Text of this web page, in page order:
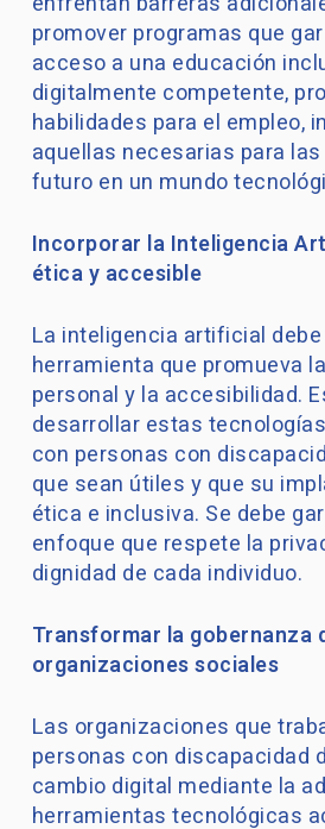
promover programas que
acceso a una educación
digitalmente competente,
habilidades para el empleo,
aquellas necesarias para
futuro en un mundo
Incorporar la Inteligencia
ética y accesible
La inteligencia artificial
herramienta que promueva
personal y la accesibilidad.
desarrollar estas
con personas con
que sean útiles y que su
ética e inclusiva. Se debe
enfoque que respete la
dignidad de cada individuo.
Transformar la gobernanza
organizaciones sociales
Las organizaciones que
personas con discapacidad
cambio digital mediante la
herramientas tecnológicas